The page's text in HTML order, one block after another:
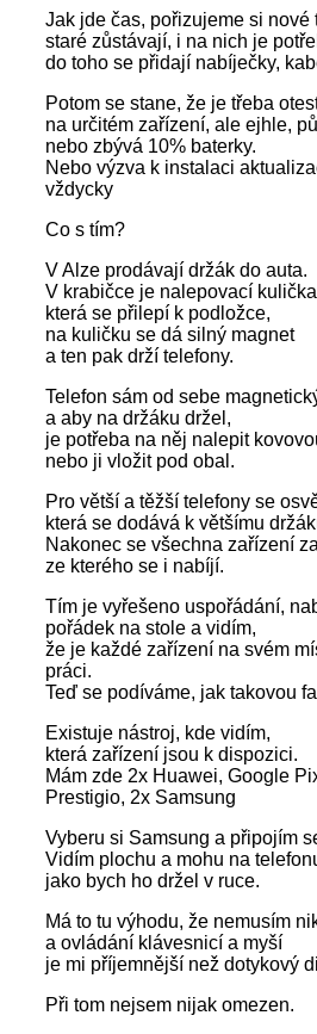
Jak jde čas, pořizujeme si nové
staré zůstávají, i na nich je
do toho se přidají nabíječky,
Potom se stane, že je třeba
na určitém zařízení, ale ejhle,
nebo zbývá 10% baterky.
Nebo výzva k instalaci
vždycky
Co s tím?
V Alze prodávají držák do auta.
V krabičce je nalepovací
která se přilepí k podložce,
na kuličku se dá silný magnet
a ten pak drží telefony.
Telefon sám od sebe
a aby na držáku držel,
je potřeba na něj nalepit
nebo ji vložit pod obal.
Pro větší a těžší telefony se
která se dodává k většímu
Nakonec se všechna zařízení
ze kterého se i nabíjí.
Tím je vyřešeno uspořádání,
pořádek na stole a vidím,
že je každé zařízení na svém
práci.
Teď se podíváme, jak takovou
Existuje nástroj, kde vidím,
která zařízení jsou k dispozici.
Mám zde 2x Huawei, Google
Prestigio, 2x Samsung
Vyberu si Samsung a připojím
Vidím plochu a mohu na
jako bych ho držel v ruce.
Má to tu výhodu, že nemusím
a ovládání klávesnicí a myší
je mi příjemnější než dotykový
Při tom nejsem nijak omezen.